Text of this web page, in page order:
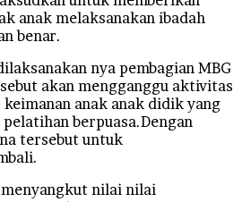
anak melaksanakan ibadah
benar.
nya pembagian MBG
akan mengganggu aktivitas
anak anak didik yang
berpuasa.Dengan
tersebut untuk
nilai nilai